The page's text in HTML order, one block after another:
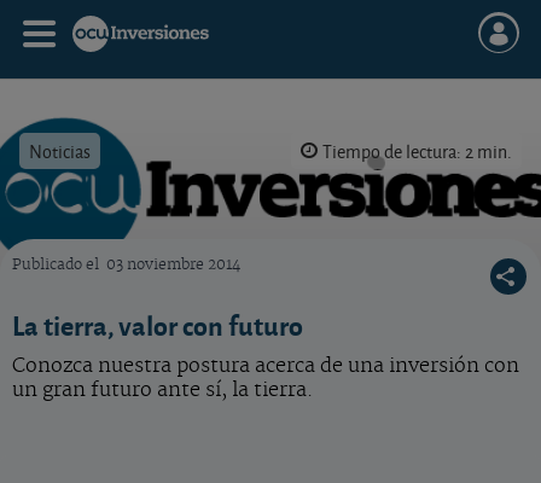
Noticias Tiempo de lectura: 2 min.
Publicado el 03 noviembre 2014
La tierra, valor con futuro
Conozca nuestra postura acerca de una inversión con
un gran futuro ante sí, la tierra.